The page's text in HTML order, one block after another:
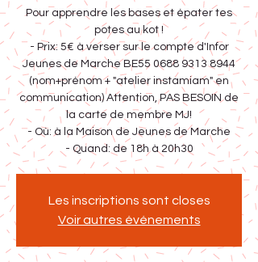
Pour apprendre les bases et épater tes
potes au kot !
- Prix: 5€ à verser sur le compte d'Infor
Jeunes de Marche BE55 0688 9313 8944
(nom+prénom + "atelier instamiam" en
communication) Attention, PAS BESOIN de
la carte de membre MJ!
- Où: à la Maison de Jeunes de Marche
- Quand: de 18h à 20h30
Les inscriptions sont closes
Voir autres événements